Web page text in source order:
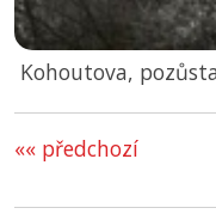
Kohoutova,
«« předchozí